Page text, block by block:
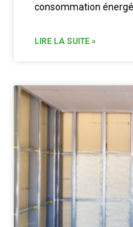
consommation
LIRE LA SUITE »